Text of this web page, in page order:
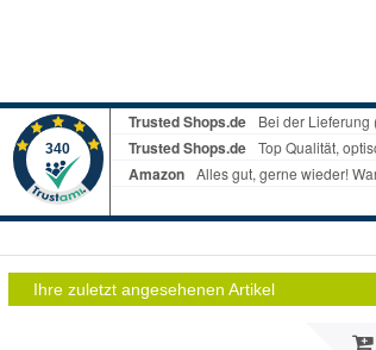
Ihre zuletzt angesehenen Artikel